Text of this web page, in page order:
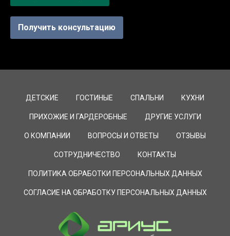
Получить консультацию
ДЕТСКИЕ ГОСТИНЫЕ СПАЛЬНИ КУХНИ
ПРИХОЖИЕ И ГАРДЕРОБНЫЕ ДРУГИЕ УСЛУГИ
О КОМПАНИИ ВОПРОСЫ И ОТВЕТЫ ОТЗЫВЫ
СОТРУДНИЧЕСТВО КОНТАКТЫ
ПОЛИТИКА ОБРАБОТКИ ПЕРСОНАЛЬНЫХ ДАННЫХ
СОГЛАСИЕ НА ОБРАБОТКУ ПЕРСОНАЛЬНЫХ ДАННЫХ